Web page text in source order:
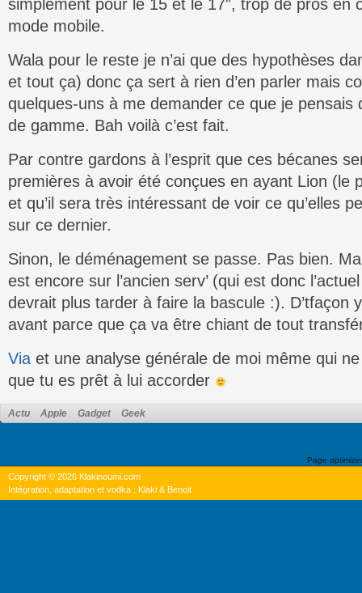
simplement pour le 15 et le 17″, trop de pros en
mode mobile.
Wala pour le reste je n’ai que des hypothèses
et tout ça) donc ça sert à rien d’en parler mais
quelques-uns à me demander ce que je pensais
de gamme. Bah voilà c’est fait.
Par contre gardons à l’esprit que ces bécanes
premières à avoir été conçues en ayant Lion (le
et qu’il sera très intéressant de voir ce qu’elles
sur ce dernier.
Sinon, le déménagement se passe. Pas bien.
est encore sur l’ancien serv’ (qui est donc
devrait plus tarder à faire la bascule :). D’tfaçon
avant parce que ça va être chiant de tout
Via et une analyse générale de moi même qui
que tu es prêt à lui accorder
Actu Apple Gadget Geek
Page
Copyright © 2026 Klakinoumi.com
Intégration, adaptation et vodka : Klaki & Benoit